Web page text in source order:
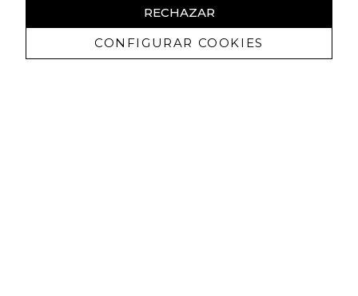
RECHAZAR
CONFIGURAR COOKIES